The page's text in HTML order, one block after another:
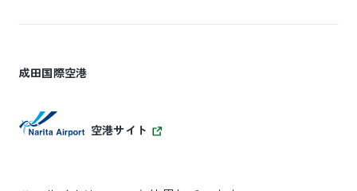
成田国際空港
空港サイト